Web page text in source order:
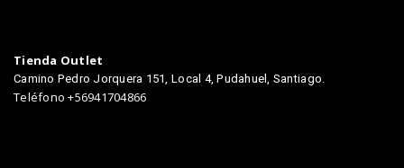
Tienda Outlet
Camino Pedro Jorquera 151, Local 4, Pudahuel, Santiago.
Teléfono +56941704866